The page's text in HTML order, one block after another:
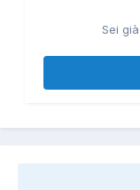
Sei